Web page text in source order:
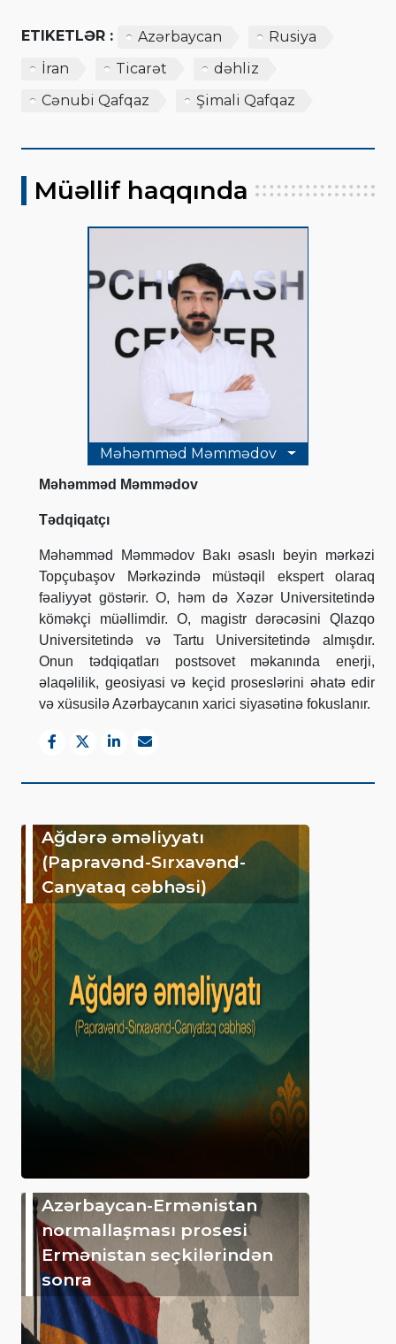
ETIKETLƏR : Azərbaycan
Rusiya
İran
Ticarət
dəhliz
Cənubi Qafqaz
Şimali Qafqaz
Müəllif haqqında
Məhəmməd Məmmədov
Məhəmməd Məmmədov
Tədqiqatçı
Məhəmməd Məmmədov Bakı əsaslı beyin mərkəzi
Topçubaşov Mərkəzində müstəqil ekspert olaraq
fəaliyyət göstərir. O, həm də Xəzər Universitetində
köməkçi müəllimdir. O, magistr dərəcəsini Qlazqo
Universitetində və Tartu Universitetində almışdır.
Onun tədqiqatları postsovet məkanında enerji,
əlaqəlilik, geosiyasi və keçid proseslərini əhatə edir
və xüsusilə Azərbaycanın xarici siyasətinə fokuslanır.
Ağdərə əməliyyatı
(Papravənd-Sırxavənd-
Canyataq cəbhəsi)
Azərbaycan-Ermənistan
normallaşması prosesi
Ermənistan seçkilərindən
sonra